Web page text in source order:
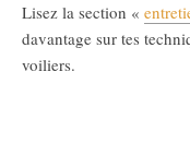
Lisez la section «
davantage sur tes
voiliers.